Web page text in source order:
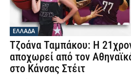
ΕΛΛΑΔΑ
Τζοάνα Ταμπάκου: Η
αποχωρεί από τον
στο Κάνσας Στέιτ